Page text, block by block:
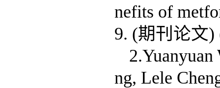
nefits of
9. (期刊论文
ng, Lele